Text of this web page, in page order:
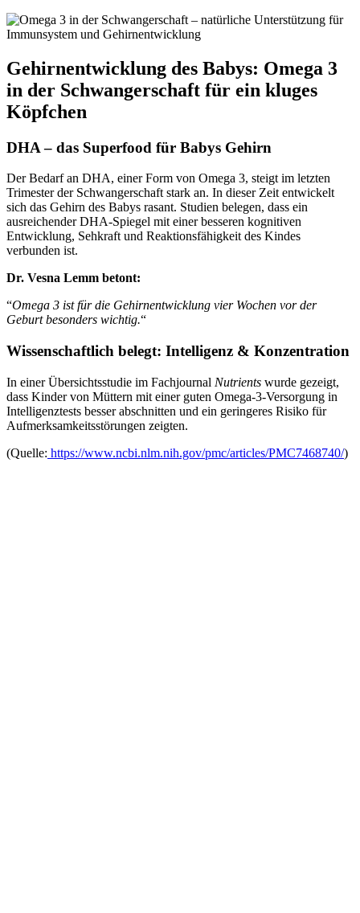
Gehirnentwicklung des Babys: Omega 3
in der Schwangerschaft für ein kluges
Köpfchen
DHA – das Superfood für Babys Gehirn
Der Bedarf an DHA, einer Form von Omega 3, steigt im letzten
Trimester der Schwangerschaft stark an. In dieser Zeit entwickelt
sich das Gehirn des Babys rasant. Studien belegen, dass ein
ausreichender DHA-Spiegel mit einer besseren kognitiven
Entwicklung, Sehkraft und Reaktionsfähigkeit des Kindes
verbunden ist.
Dr. Vesna Lemm betont:
“Omega 3 ist für die Gehirnentwicklung vier Wochen vor der
Geburt besonders wichtig.“
Wissenschaftlich belegt: Intelligenz & Konzentration
In einer Übersichtsstudie im Fachjournal Nutrients wurde gezeigt,
dass Kinder von Müttern mit einer guten Omega-3-Versorgung in
Intelligenztests besser abschnitten und ein geringeres Risiko für
Aufmerksamkeitsstörungen zeigten.
(Quelle: https://www.ncbi.nlm.nih.gov/pmc/articles/PMC7468740/)